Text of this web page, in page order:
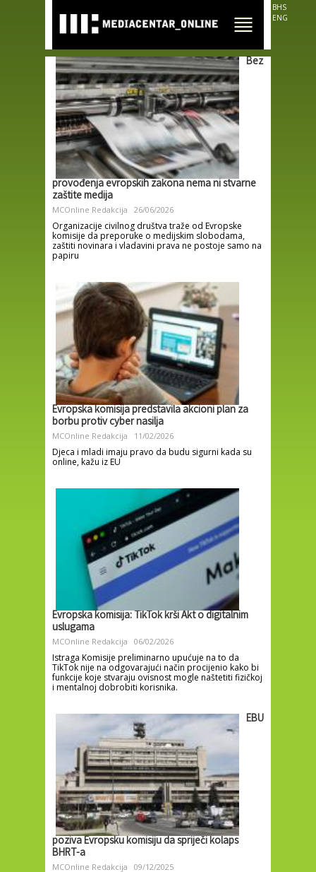
main
content
BHS
ENG
Bez
provođenja evropskih zakona nema ni stvarne
zaštite medija
MCOnline Redakcija 26/06/2026
Organizacije civilnog društva traže od Evropske
komisije da preporuke o medijskim slobodama,
zaštiti novinara i vladavini prava ne postoje samo na
papiru
Evropska komisija predstavila akcioni plan za
borbu protiv cyber nasilja
MCOnline Redakcija 11/02/2026
Djeca i mladi imaju pravo da budu sigurni kada su
online, kažu iz EU
Evropska komisija: TikTok krši Akt o digitalnim
uslugama
MCOnline Redakcija 06/02/2026
Istraga Komisije preliminarno upućuje na to da
TikTok nije na odgovarajući način procijenio kako bi
funkcije koje stvaraju ovisnost mogle naštetiti fizičkoj
i mentalnoj dobrobiti korisnika.
EBU
poziva Evropsku komisiju da spriječi kolaps
BHRT-a
MCOnline Redakcija 09/12/2025